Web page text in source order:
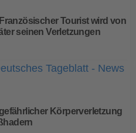
Tourist wird von
seinen Verletzungen
Körperverletzung